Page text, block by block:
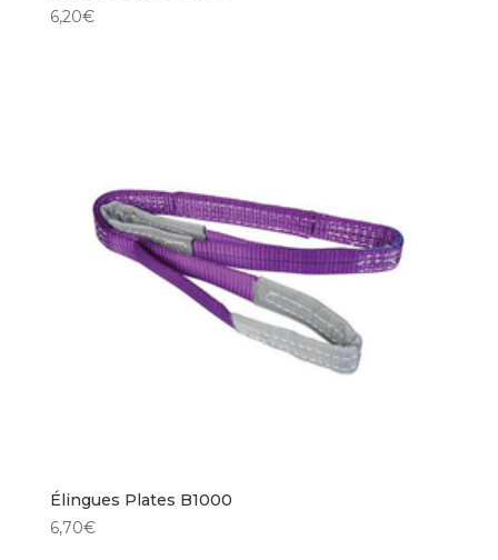
6,20€
Élingues Plates B1000
6,70€